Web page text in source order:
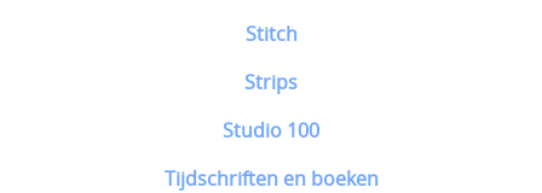
Stitch
Strips
Studio 100
Tijdschriften en boeken